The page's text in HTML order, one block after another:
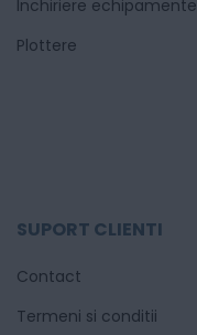
Inchiriere echipamente
Plottere
SUPORT CLIENTI
Contact
Termeni si conditii